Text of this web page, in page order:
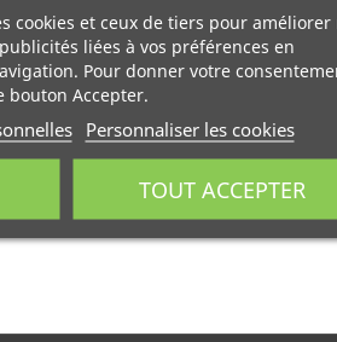
cookies et ceux de tiers pour améliorer
liées à vos préférences en
Pour donner votre
bouton Accepter.
Personnaliser les cookies
TOUT ACCEPTER